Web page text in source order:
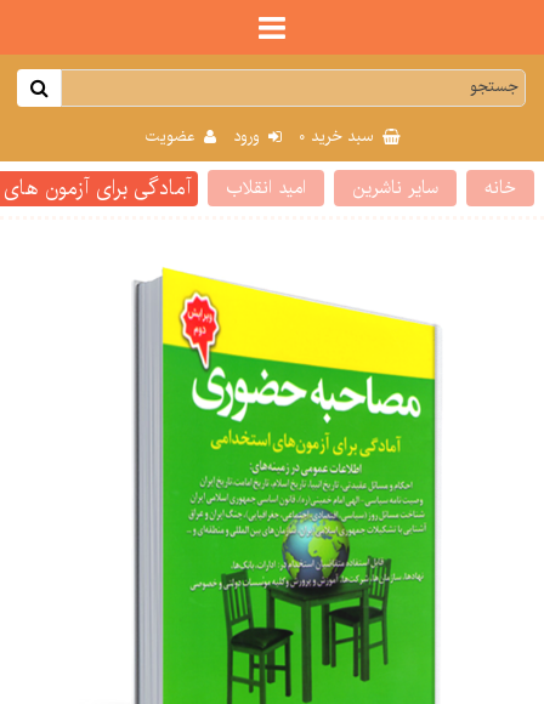
سبد خرید 0 ورود عضویت
خانه سایر ناشرین امید انقلاب آمادگی برای آزمون